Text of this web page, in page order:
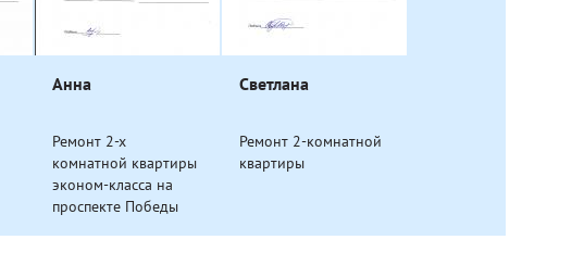
Анна
Ремонт 2-х
комнатной квартиры
эконом-класса на
проспекте Победы
Светлана
Ремонт 2-комнатной
квартиры